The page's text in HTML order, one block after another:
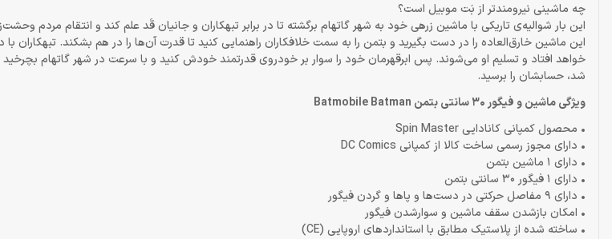
چه ماشینی نیرومندتر از بَت موبیل است؟
این بار شوالیه‌ی تاریکی با ماشین زرهی خود به شهر گاتهام برگشته تا در برابر تبهکاران و جانیان قَد علم کند و انتقام مردم
این ماشین خارق‌العاده را در دست بگیرید و بتمن را به سمت خلافکاران راهنمایی کنید تا قدرت آن‌ها را در هم بشکند. تبهکاران
خواهد افتاد و تسلیم او می‌شوند. پس ابرقهرمان خود را سوار بر خودروی قدرتمند خودش کنید و با سرعت در شهر گاتهام بچرخید و
شد، حسابشان را برسید.
ویژگی ماشین و فیگور 30 سانتی بتمن Batmobile Batman
• محصول کمپانی کانادایی Spin Master
• دارای مجوز رسمی ساخت کالا از کمپانی DC Comics
• دارای 1 ماشین بتمن
• دارای 1 فیگور 30 سانتی بتمن
• دارای 9 مفاصل حرکتی در دست‌ها و پاها و گردن فیگور
• امکان بازشدن سقف ماشین و سوارشدن فیگور
• ساخته شده از پلاستیک مطابق با استانداردهای اروپایی (CE)